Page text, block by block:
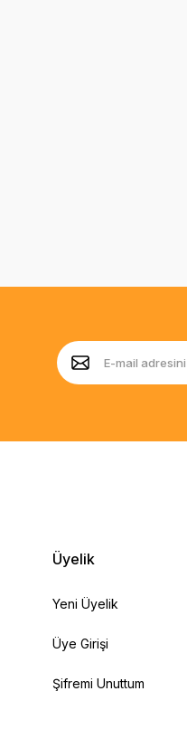
Üyelik
Yeni Üyelik
Üye Girişi
Şifremi Unuttum